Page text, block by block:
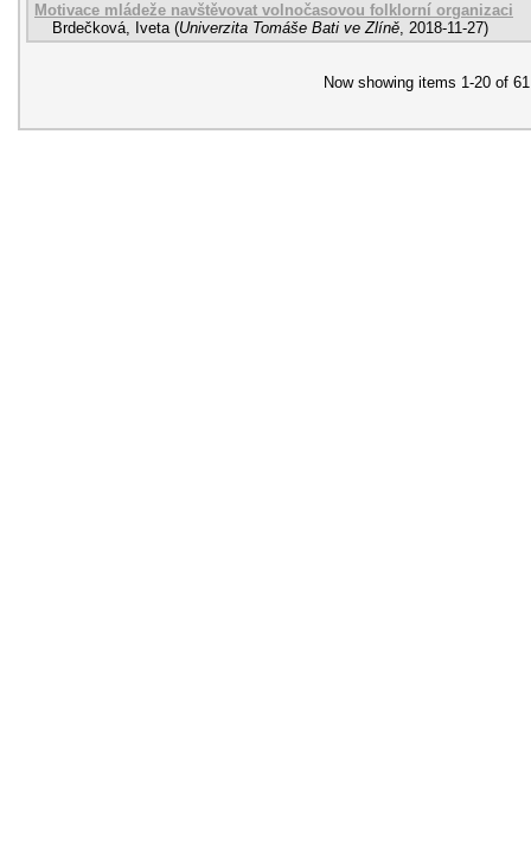
Motivace mládeže navštěvovat volnočasovou folklorní organizaci
Brdečková, Iveta (Univerzita Tomáše Bati ve Zlíně, 2018-11-27)
Now showing items 1-20 of 61